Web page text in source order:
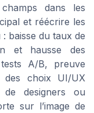
dans les
et réécrire les
: baisse du taux de
et hausse des
A/B, preuve
des choix UI/UX
designers ou
sur l’image de